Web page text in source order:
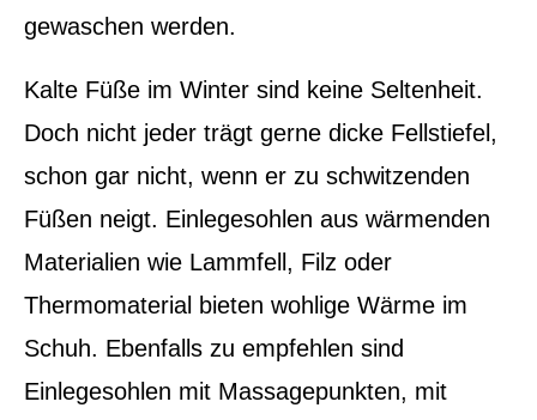
gewaschen werden.
Kalte Füße im Winter sind keine Seltenheit.
Doch nicht jeder trägt gerne dicke Fellstiefel,
schon gar nicht, wenn er zu schwitzenden
Füßen neigt. Einlegesohlen aus wärmenden
Materialien wie Lammfell, Filz oder
Thermomaterial bieten wohlige Wärme im
Schuh. Ebenfalls zu empfehlen sind
Einlegesohlen mit Massagepunkten, mit